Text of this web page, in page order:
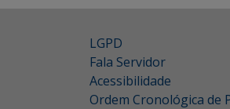
LGPD
Fala Servidor
Acessibilidade
Ordem Cronológica de